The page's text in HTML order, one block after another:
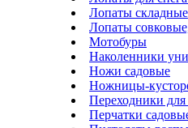
Лопаты складные
Лопаты
Мотобуры
Наколенники
Ножи садовые
Ножницы-
Переходники для
Перчатки